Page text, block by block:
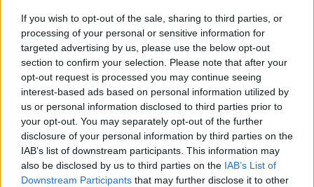
If you wish to opt-out of the sale, sharing to third parties, or
processing of your personal or sensitive information for
targeted advertising by us, please use the below opt-out
section to confirm your selection. Please note that after your
opt-out request is processed you may continue seeing
interest-based ads based on personal information utilized by
us or personal information disclosed to third parties prior to
your opt-out. You may separately opt-out of the further
disclosure of your personal information by third parties on the
IAB’s list of downstream participants. This information may
also be disclosed by us to third parties on the IAB’s List of
Downstream Participants that may further disclose it to other
αποτελούσε και την πολιτική γραμμή του κράτους
επί δεκαετίες. Πιστεύω ότι η ένταξη στην
Ευρωπαϊκή Ένωση είναι ο καλύτερος τρόπος για να
εξασφαλισθεί ότι η Τουρκία μπορεί να παραμείνει
δημοκρατική και να προασπίζει τις βασικές
ελευθερίες. Αν η Τουρκία γινόταν μια χώρα μέλος,
αυτό θα μπορούσε να βοηθήσει τις ομάδες εκείνες
που καταπιέζονται στη χώρα και να εγγυηθεί ότι ο
Ερντογάν θα σεβασθεί τις συνθήκες που έχει
υπογράψει, όπως και τις υποσχέσεις του. Οι